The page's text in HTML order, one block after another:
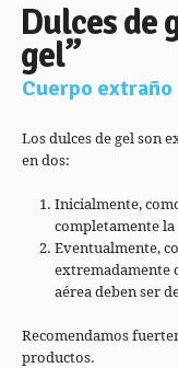
Dulces de
gel”
Cuerpo extraño
Los dulces de gel son
en dos:
Inicialmente,
completamente
Eventualmente,
extremadamente
aérea deben ser
Recomendamos
productos.